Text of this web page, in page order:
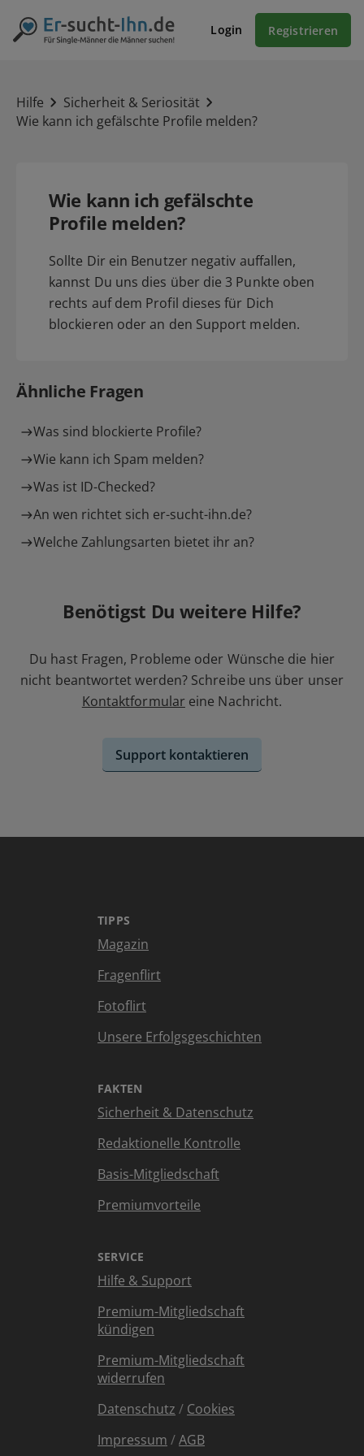
Login Registrieren
Hilfe
Sicherheit & Seriosität
Wie kann ich gefälschte Profile melden?
Wie kann ich gefälschte
Profile melden?
Sollte Dir ein Benutzer negativ auffallen,
kannst Du uns dies über die 3 Punkte oben
rechts auf dem Profil dieses für Dich
blockieren oder an den Support melden.
Ähnliche Fragen
Was sind blockierte Profile?
Wie kann ich Spam melden?
Was ist ID-Checked?
An wen richtet sich er-sucht-ihn.de?
Welche Zahlungsarten bietet ihr an?
Benötigst Du weitere Hilfe?
Du hast Fragen, Probleme oder Wünsche die hier
nicht beantwortet werden? Schreibe uns über unser
Kontaktformular eine Nachricht.
Support kontaktieren
TIPPS
Magazin
Fragenflirt
Fotoflirt
Unsere Erfolgsgeschichten
FAKTEN
Sicherheit & Datenschutz
Redaktionelle Kontrolle
Basis-Mitgliedschaft
Premiumvorteile
SERVICE
Hilfe & Support
Premium-Mitgliedschaft
kündigen
Premium-Mitgliedschaft
widerrufen
Datenschutz / Cookies
Impressum /AGB